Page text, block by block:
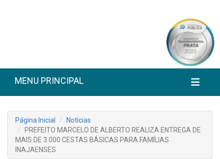
MENU PRINCIPAL
Página Inicial
Notícias
PREFEITO MARCELO DE ALBERTO REALIZA ENTREGA DE
MAIS DE 3.000 CESTAS BÁSICAS PARA FAMÍLIAS
INAJAENSES